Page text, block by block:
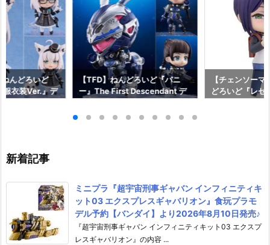
んどろいど
服衣装Ver.』デ
【TFD】ねんどろいど『バニ
ー』The First Descendant デ
【マックスファクトリー】より
【チェンソー
どろいど『レゼ
新着記事
ミニプラ『超宇宙刑事ギャバン インフィニティキ
ット03 エクスプレスギャバリオン』食玩プラモ
デル予約【バンダイ】より2026年8月10日発売♪
『超宇宙刑事ギャバン インフィニティキット03 エクスプ
レスギャバリオン』の内容 ...